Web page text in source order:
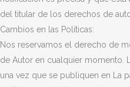
del titular de los derechos de
Cambios en las Políticas:
Nos reservamos el derecho de
de Autor en cualquier momento.
una vez que se publiquen en La